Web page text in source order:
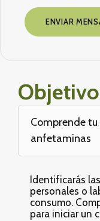
ENVIAR
Comprende
anfetaminas
Identificarás
personales o
consumo.
para iniciar un